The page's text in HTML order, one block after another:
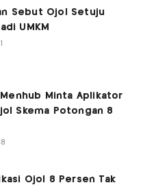
Sebut Ojol Setuju
UMKM
Menhub Minta Aplikator
Skema Potongan 8
Ojol 8 Persen Tak